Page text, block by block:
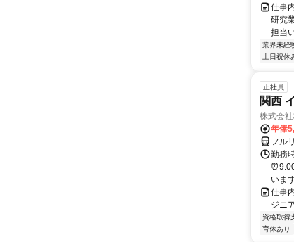
仕事
研究
担当
業界未経
土日祝休
正社員
関西
株式会
年俸
フル
勤務
いま
仕事
ジニ
資格取得
育休あり